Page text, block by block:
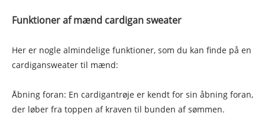
Funktioner af mænd cardigan sweater
Her er nogle almindelige funktioner, som du kan finde på en
cardigansweater til mænd:
Åbning foran: En cardigantrøje er kendt for sin åbning foran,
der løber fra toppen af ​​kraven til bunden af ​​sømmen.